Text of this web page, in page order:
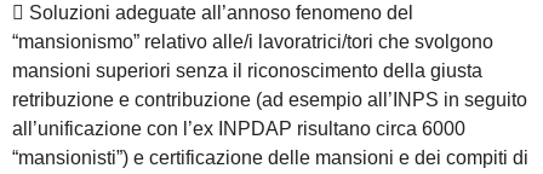
 Soluzioni adeguate all’annoso fenomeno del
“mansionismo” relativo alle/i lavoratrici/tori che svolgono
mansioni superiori senza il riconoscimento della giusta
retribuzione e contribuzione (ad esempio all’INPS in seguito
all’unificazione con l’ex INPDAP risultano circa 6000
“mansionisti”) e certificazione delle mansioni e dei compiti di